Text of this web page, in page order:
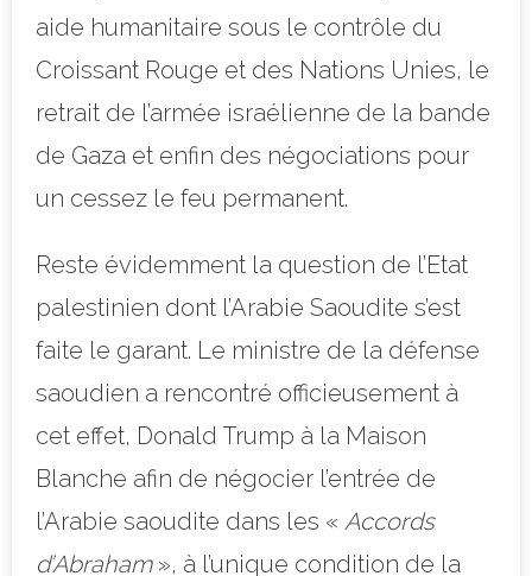
aide humanitaire sous le contrôle du
Croissant Rouge et des Nations Unies, le
retrait de l’armée israélienne de la bande
de Gaza et enfin des négociations pour
un cessez le feu permanent.
Reste évidemment la question de l’Etat
palestinien dont l’Arabie Saoudite s’est
faite le garant. Le ministre de la défense
saoudien a rencontré officieusement à
cet effet, Donald Trump à la Maison
Blanche afin de négocier l’entrée de
l’Arabie saoudite dans les « Accords
d’Abraham », à l’unique condition de la